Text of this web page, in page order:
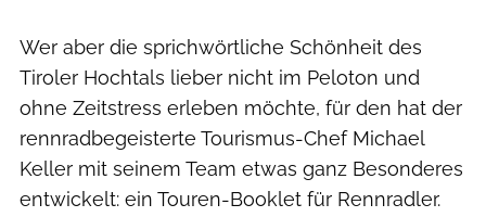
Wer aber die sprichwörtliche Schönheit des
Tiroler Hochtals lieber nicht im Peloton und
ohne Zeitstress erleben möchte, für den hat der
rennradbegeisterte Tourismus-Chef Michael
Keller mit seinem Team etwas ganz Besonderes
entwickelt: ein Touren-Booklet für Rennradler.